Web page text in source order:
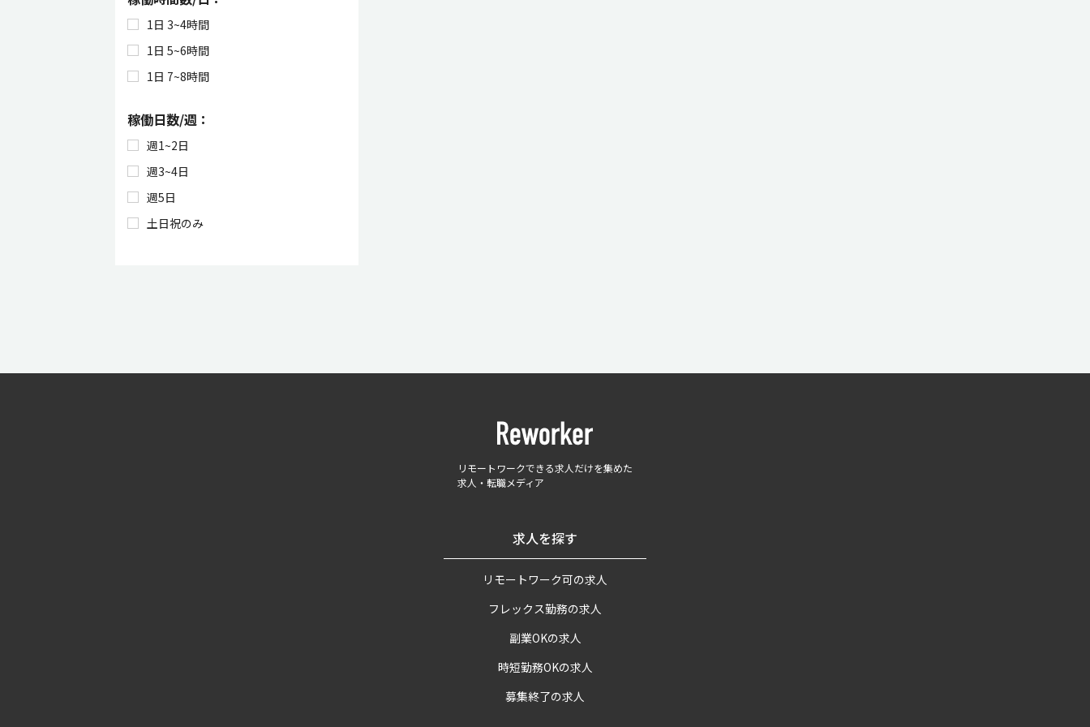
1日 3~4時間
1日 5~6時間
1日 7~8時間
稼働日数/週：
週1~2日
週3~4日
週5日
土日祝のみ
リモートワークできる求人だけを集めた
求人・転職メディア
求人を探す
リモートワーク可の求人
フレックス勤務の求人
副業OKの求人
時短勤務OKの求人
募集終了の求人